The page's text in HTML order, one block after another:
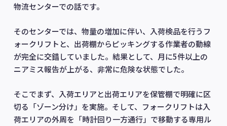
物流センターでの話です。
そのセンターでは、物量の増加に伴い、入荷検品を行うフ
ォークリフトと、出荷棚からピッキングする作業者の動線
が完全に交錯していました。結果として、月に5件以上の
ニアミス報告が上がる、非常に危険な状態でした。
そこでまず、入荷エリアと出荷エリアを保管棚で明確に区
切る「ゾーン分け」を実施。そして、フォークリフトは入
荷エリアの外周を「時計回り一方通行」で移動する専用ル